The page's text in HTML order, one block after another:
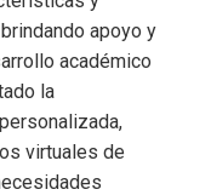
apoyo y
académico
la
virtuales de